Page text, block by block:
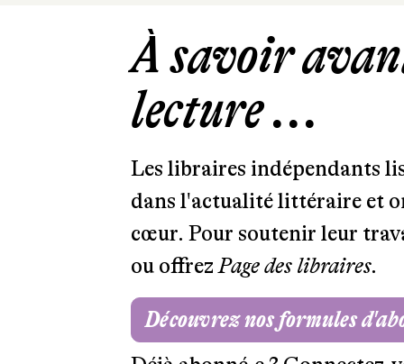
À savoir
lecture ...
Les libraires indépendants
dans l'actualité littéraire et
cœur. Pour soutenir leur
ou offrezPage des libraires.
Découvrez nos formules